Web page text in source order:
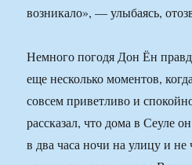
возникало», — улыбаясь,
Немного погодя Дон Ён
еще несколько моментов,
совсем приветливо и
рассказал, что дома в Сеуле
в два часа ночи на улицу и не